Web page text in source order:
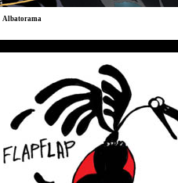
Albatorama